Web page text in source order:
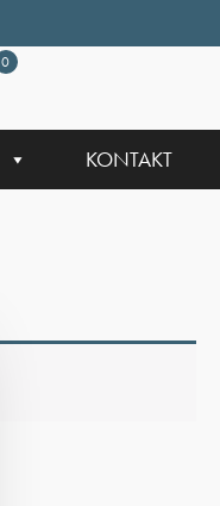
0
KONTAKT